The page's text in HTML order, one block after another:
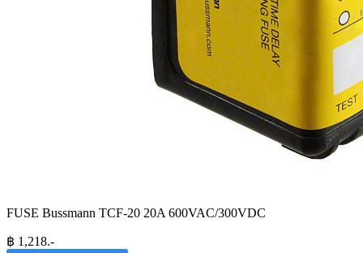
FUSE Bussmann TCF-20 20A 600VAC/300VDC
฿ 1,218.-